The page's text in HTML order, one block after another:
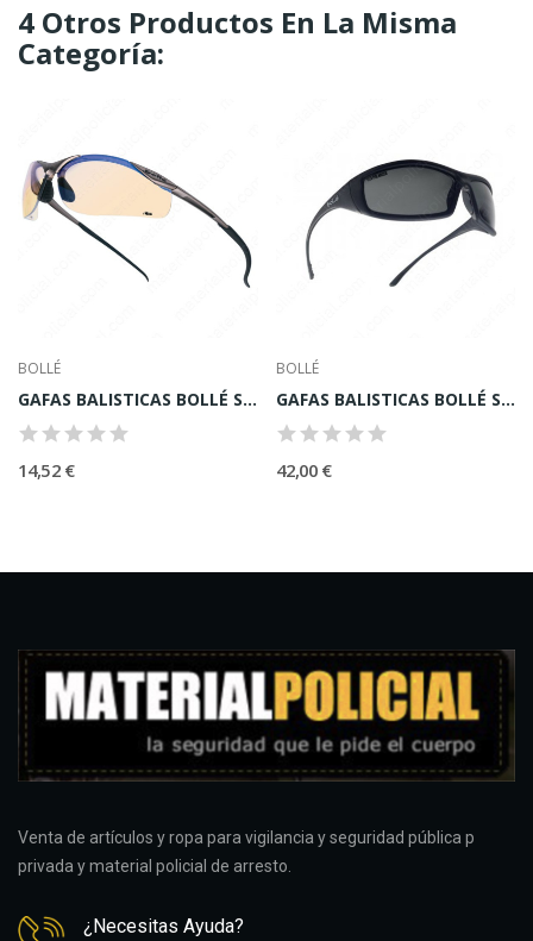
4 Otros Productos En La Misma
Categoría:
BOLLÉ
GAFAS BALISTICAS BOLLÉ Safety CONTESP CONTOUR
14,52 €
BOLLÉ
GAFAS BALISTICAS BOLLÉ Safety SOLIPOL
42,00 €
Venta de artículos y ropa para vigilancia y seguridad pública p
privada y material policial de arresto.
¿Necesitas Ayuda?